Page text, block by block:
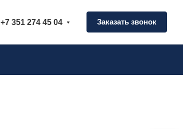
+7 351 274 45 04 Заказать звонок